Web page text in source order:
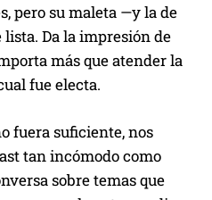
pero su maleta —y la de
Da la impresión de
más que atender la
fue electa.
fuera suficiente, nos
tan incómodo como
sobre temas que